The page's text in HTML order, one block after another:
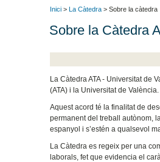
Inici > La Càtedra > Sobre la càtedra
Sobre la Càtedra
La Càtedra ATA - Universitat de
(ATA) i la Universitat de València.
Aquest acord té la finalitat de
permanent del treball autònom,
espanyol i s’estén a qualsevol
La Càtedra es regeix per una
laborals, fet que evidencia el